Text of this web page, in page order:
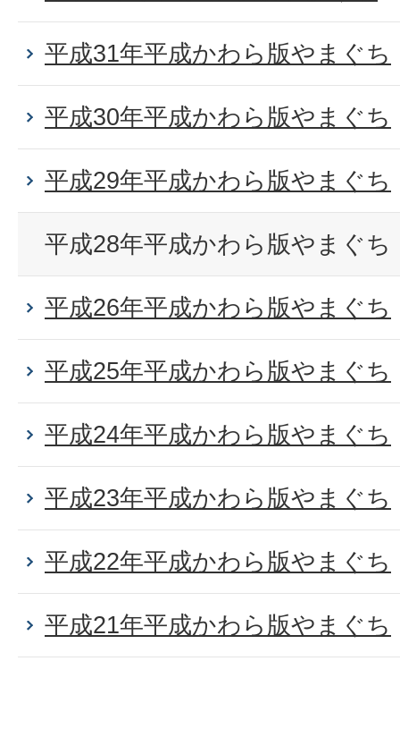
平成31年平成かわら版やまぐち
平成30年平成かわら版やまぐち
平成29年平成かわら版やまぐち
平成28年平成かわら版やまぐち
平成26年平成かわら版やまぐち
平成25年平成かわら版やまぐち
平成24年平成かわら版やまぐち
平成23年平成かわら版やまぐち
平成22年平成かわら版やまぐち
平成21年平成かわら版やまぐち